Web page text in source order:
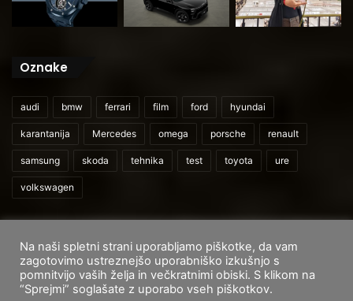
Oznake
audi bmw ferrari film ford hyundai
karantanija Mercedes omega porsche renault
samsung skoda tehnika test toyota ure
volkswagen
© 2026
CarAndUser.com
Domov
O nas Cenik storitev Pogoji uporabe
Na naši spletni strani uporabljamo piškotke, da vam
zagotovimo ustreznejšo uporabniško izkušnjo s
pomnitvijo vaših želja in večkratnimi obiski. S klikom na
“Sprejmi” soglašate z uporabo vseh piškotkov.